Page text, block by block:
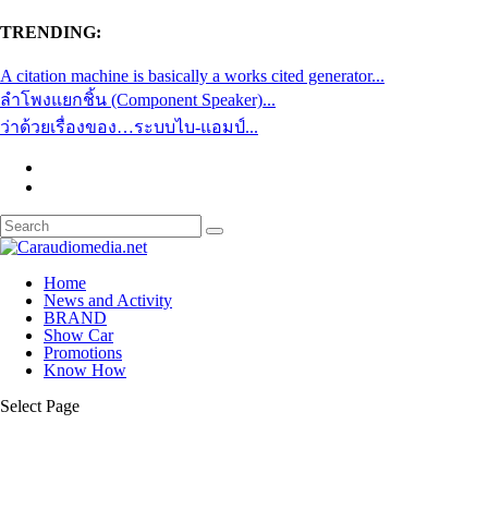
TRENDING:
A citation machine is basically a works cited generator...
ลำโพงแยกชิ้น (Component Speaker)...
ว่าด้วยเรื่องของ…ระบบไบ-แอมป์...
Home
News and Activity
BRAND
Show Car
Promotions
Know How
Select Page